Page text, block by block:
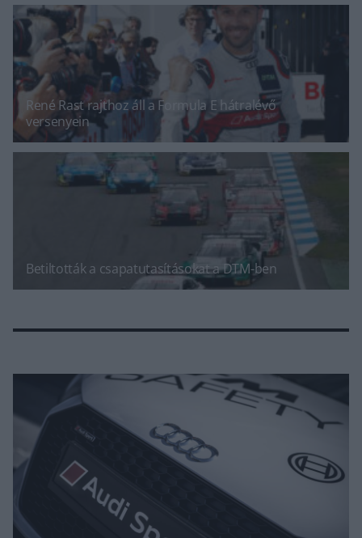
René Rast rajthoz áll a Formula E hátralévő
versenyein
Betiltották a csapatutasításokat a DTM-ben